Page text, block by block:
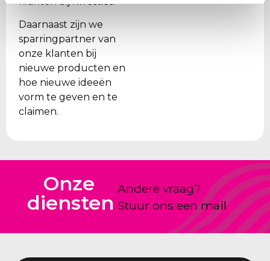
Daarnaast zijn we
sparringpartner van
onze klanten bij
nieuwe producten en
hoe nieuwe ideeën
vorm te geven en te
claimen.
Onze
diensten
Andere vraag?
Stuur ons een mail